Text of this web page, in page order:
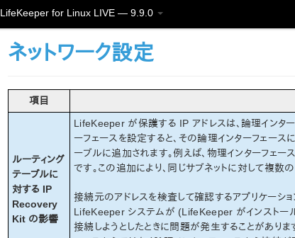
LifeKeeper for Linux LIVE — 9.9.0
ネットワーク設定
項目
ルーティング
テーブルに
対する IP
Recovery
Kit の影響
LifeKeeper が保護する IP アドレスは、論理インタ
ーフェースを設定すると、その論理インターフェー
ーブルに追加されます。例えば、物理インターフェ
です。この追加により、同じサブネットに対して複
接続元のアドレスを検査して確認するアプリケーシ
LifeKeeper システムが (LifeKeeper がインストー
接続しようとしたときに問題が発生することがありま